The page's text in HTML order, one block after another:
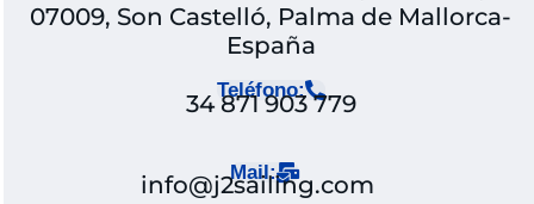
07009, Son Castelló, Palma de Mallorca-
España
Teléfono:
34 871 903 779
Mail:
info@j2sailing.com